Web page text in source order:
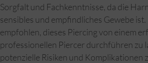
Sorgfalt und Fachkenntnisse, da die
sensibles und empfindliches Gewebe
empfohlen, dieses Piercing von einem
professionellen Piercer durchführen zu
potenzielle Risiken und Komplikationen